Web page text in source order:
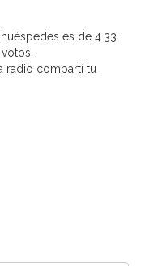
es de 4.33
radio compartí tu